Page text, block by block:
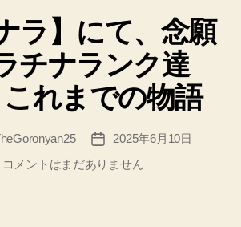
常
の
こ
と
ー
ラ】にて、念願
チナランク達
れまでの物語
投
稿
日
2025年6月10日
【コ
コメントはまだありません